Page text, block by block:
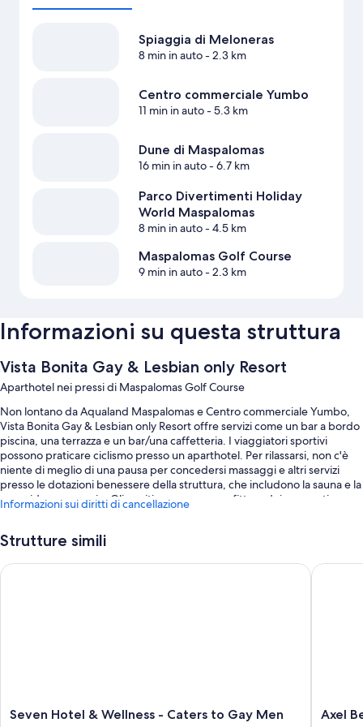
Spiaggia di Meloneras
8 min in auto- 2.3 km
Centro commerciale Yumbo
11 min in auto- 5.3 km
Dune di Maspalomas
16 min in auto- 6.7 km
Parco Divertimenti Holiday
World Maspalomas
8 min in auto- 4.5 km
Maspalomas Golf Course
9 min in auto- 2.3 km
Informazioni su questa struttura
Vista Bonita Gay & Lesbian only Resort
Aparthotel nei pressi di Maspalomas Golf Course
Non lontano da Aqualand Maspalomas e Centro commerciale Yumbo,
Vista Bonita Gay & Lesbian only Resort offre servizi come un bar a bordo
piscina, una terrazza e un bar/una caffetteria. I viaggiatori sportivi
possono praticare ciclismo presso un aparthotel. Per rilassarsi, non c'è
niente di meglio di una pausa per concedersi massaggi e altri servizi
presso le dotazioni benessere della struttura, che includono la sauna e la
vasca idromassaggio. Gli ospiti possono approfittare dei seguenti
Potrai approfittare anche dei seguenti servizi:
Una piscina all'aperto con lettini e ombrelloni da piscina
Caratteristiche della camera
Informazioni sui diritti di cancellazione
Strutture simili
Seven
Seven Hotel & Wellness - Caters to Gay Men
Seven Hotel & Wellness - Caters to Gay Men
Axel
Axel
Axel